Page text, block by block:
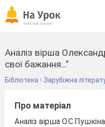
Аналіз вірша
свої бажання..."
Бібліотека Зарубіжна
Про матеріал
Аналіз вірша